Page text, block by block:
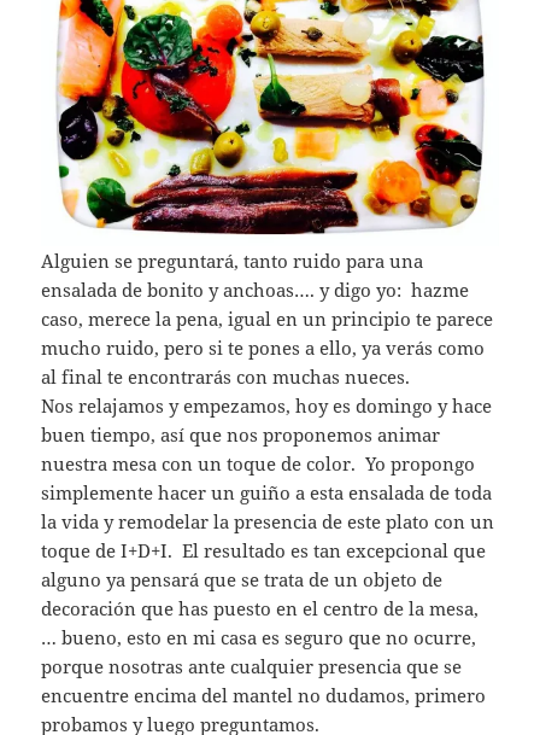
Alguien se preguntará, tanto ruido para una
ensalada de bonito y anchoas…. y digo yo: hazme
caso, merece la pena, igual en un principio te parece
mucho ruido, pero si te pones a ello, ya verás como
al final te encontrarás con muchas nueces.
Nos relajamos y empezamos, hoy es domingo y hace
buen tiempo, así que nos proponemos animar
nuestra mesa con un toque de color. Yo propongo
simplemente hacer un guiño a esta ensalada de toda
la vida y remodelar la presencia de este plato con un
toque de I+D+I. El resultado es tan excepcional que
alguno ya pensará que se trata de un objeto de
decoración que has puesto en el centro de la mesa,
… bueno, esto en mi casa es seguro que no ocurre,
porque nosotras ante cualquier presencia que se
encuentre encima del mantel no dudamos, primero
probamos y luego preguntamos.